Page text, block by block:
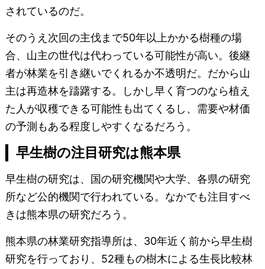
されているのだ。
そのうえ次回の主伐まで50年以上かかる樹種の場
合、山主の世代は代わっている可能性が高い。後継
者が林業を引き継いでくれるか不透明だ。だから山
主は再造林を躊躇する。しかし早く育つのなら植え
た人が収穫できる可能性も出てくるし、需要や材価
の予測もある程度しやすくなるだろう。
早生樹の注目研究は熊本県
早生樹の研究は、国の研究機関や大学、各県の研究
所など公的機関で行われている。なかでも注目すべ
きは熊本県の研究だろう。
熊本県の林業研究指導所は、30年近く前から早生樹
研究を行っており、52種もの樹木による生長比較林